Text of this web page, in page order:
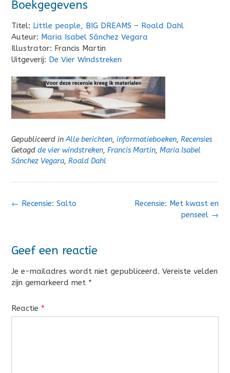
Boekgegevens
Titel: Little people, BIG DREAMS – Roald Dahl
Auteur: Maria Isabel Sánchez Vegara
Illustrator: Francis Martin
Uitgeverij: De Vier Windstreken
Gepubliceerd inAlle berichten, informatieboeken, Recensies
Getagd de vier windstreken, Francis Martin, Maria Isabel
Sánchez Vegara, Roald Dahl
Bericht
Recensie: Met kwast en
penseel →
← Recensie: Salto
Geef een reactie
Je e-mailadres wordt niet gepubliceerd. Vereiste velden
zijn gemarkeerd met *
Reactie *